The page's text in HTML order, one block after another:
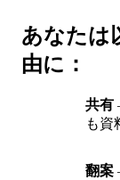
あなたは
由に：
共有
も資
翻案